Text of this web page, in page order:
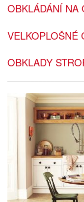
OBKLÁDÁNÍ NA
VELKOPLOŠNÉ
OBKLADY